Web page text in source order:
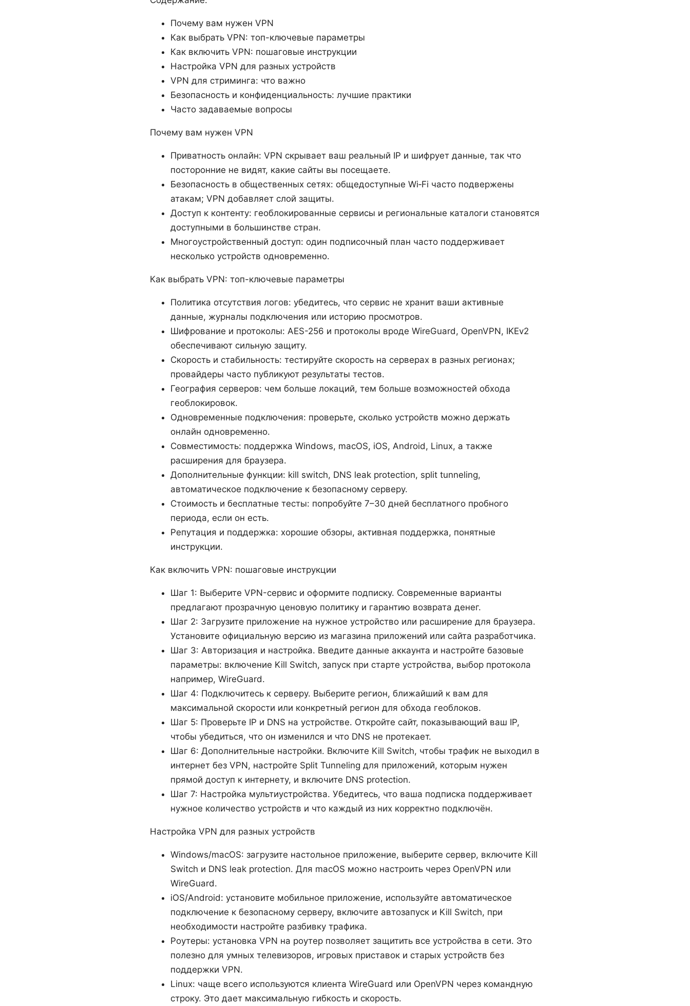
Почему вам нужен VPN
Как выбрать VPN: топ-ключевые параметры
Как включить VPN: пошаговые инструкции
Настройка VPN для разных устройств
VPN для стриминга: что важно
Безопасность и конфиденциальность: лучшие практики
Часто задаваемые вопросы
Почему вам нужен VPN
Приватность онлайн: VPN скрывает ваш реальный IP и шифрует данные, так что
посторонние не видят, какие сайты вы посещаете.
Безопасность в общественных сетях: общедоступные Wi‑Fi часто подвержены
атакам; VPN добавляет слой защиты.
Доступ к контенту: геоблокированные сервисы и региональные каталоги становятся
доступными в большинстве стран.
Многоустройственный доступ: один подписочный план часто поддерживает
несколько устройств одновременно.
Как выбрать VPN: топ-ключевые параметры
Политика отсутствия логов: убедитесь, что сервис не хранит ваши активные
данные, журналы подключения или историю просмотров.
Шифрование и протоколы: AES-256 и протоколы вроде WireGuard, OpenVPN, IKEv2
обеспечивают сильную защиту.
Скорость и стабильность: тестируйте скорость на серверах в разных регионах;
провайдеры часто публикуют результаты тестов.
География серверов: чем больше локаций, тем больше возможностей обхода
геоблокировок.
Одновременные подключения: проверьте, сколько устройств можно держать
онлайн одновременно.
Совместимость: поддержка Windows, macOS, iOS, Android, Linux, а также
расширения для браузера.
Дополнительные функции: kill switch, DNS leak protection, split tunneling,
автоматическое подключение к безопасному серверу.
Стоимость и бесплатные тесты: попробуйте 7–30 дней бесплатного пробного
периода, если он есть.
Репутация и поддержка: хорошие обзоры, активная поддержка, понятные
инструкции.
Как включить VPN: пошаговые инструкции
Шаг 1: Выберите VPN-сервис и оформите подписку. Современные варианты
предлагают прозрачную ценовую политику и гарантию возврата денег.
Шаг 2: Загрузите приложение на нужное устройство или расширение для браузера.
Установите официальную версию из магазина приложений или сайта разработчика.
Шаг 3: Авторизация и настройка. Введите данные аккаунта и настройте базовые
параметры: включение Kill Switch, запуск при старте устройства, выбор протокола
например, WireGuard.
Шаг 4: Подключитесь к серверу. Выберите регион, ближайший к вам для
максимальной скорости или конкретный регион для обхода геоблоков.
Шаг 5: Проверьте IP и DNS на устройстве. Откройте сайт, показывающий ваш IP,
чтобы убедиться, что он изменился и что DNS не протекает.
Шаг 6: Дополнительные настройки. Включите Kill Switch, чтобы трафик не выходил в
интернет без VPN, настройте Split Tunneling для приложений, которым нужен
прямой доступ к интернету, и включите DNS protection.
Шаг 7: Настройка мультиустройства. Убедитесь, что ваша подписка поддерживает
нужное количество устройств и что каждый из них корректно подключён.
Настройка VPN для разных устройств
Windows/macOS: загрузите настольное приложение, выберите сервер, включите Kill
Switch и DNS leak protection. Для macOS можно настроить через OpenVPN или
WireGuard.
iOS/Android: установите мобильное приложение, используйте автоматическое
подключение к безопасному серверу, включите автозапуск и Kill Switch, при
необходимости настройте разбивку трафика.
Роутеры: установка VPN на роутер позволяет защитить все устройства в сети. Это
полезно для умных телевизоров, игровых приставок и старых устройств без
поддержки VPN.
Linux: чаще всего используются клиента WireGuard или OpenVPN через командную
строку. Это дает максимальную гибкость и скорость.